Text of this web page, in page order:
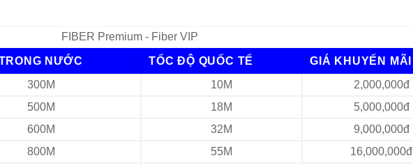
FIBER Premium - Fiber VIP
NƯỚC TỐC ĐỘ QUỐC TẾ
GIÁ KHUYẾN MÃI
300M 10M
2,000,000đ
500M 18M
5,000,000đ
600M 32M
9,000,000đ
800M 55M
16,000,000đ